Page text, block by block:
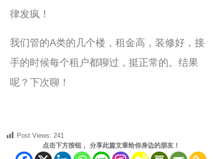
律发疯！
我们管的A类的几个楼，租金高，装修好，接
手的时候每个租户都聊过，挺正常的。结果
呢？下次聊！
Post Views: 241
点击下方按钮， 分享此篇文章给你身边的朋友！